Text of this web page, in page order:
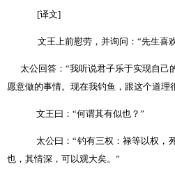
[译文]
文王上前慰劳，并询问： “先生喜
太公回答： “我听说君子乐于实现自己
愿意做的事情。现在我钓鱼，跟这个道理
文王曰： “何谓其有似也？ ”
太公曰：“钓有三权：禄等以权，
也，其情深，可以观大矣。 ”